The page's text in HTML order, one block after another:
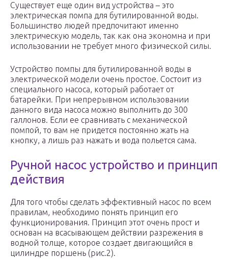
Существует еще один вид устройства – это
электрическая помпа для бутилированной воды.
Большинство людей предпочитают именно
электрическую модель, так как она экономна и при
использовании не требует много физической силы.
Устройство помпы для бутилированной воды в
электрической модели очень простое. Состоит из
специального насоса, который работает от
батарейки. При непрерывном использовании
данного вида насоса можно выполнить до 300
галлонов. Если ее сравнивать с механической
помпой, то вам не придется постоянно жать на
кнопку, а лишь раз нажать и вода польется сама.
Ручной насос устройство и принцип
действия
Для того чтобы сделать эффективный насос по всем
правилам, необходимо понять принцип его
функционирования. Принцип этот очень прост и
основан на всасывающем действии разрежения в
водной толще, которое создает двигающийся в
цилиндре поршень (рис.2).